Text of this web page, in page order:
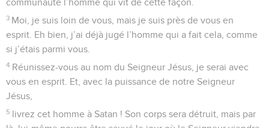
communauté l’homme qui vit de cette façon.
3 Moi, je suis loin de vous, mais je suis près de vous en
esprit. Eh bien, j’ai déjà jugé l’homme qui a fait cela, comme
si j’étais parmi vous.
4 Réunissez-vous au nom du Seigneur Jésus, je serai avec
vous en esprit. Et, avec la puissance de notre Seigneur
Jésus,
5 livrez cet homme à Satan ! Son corps sera détruit, mais par